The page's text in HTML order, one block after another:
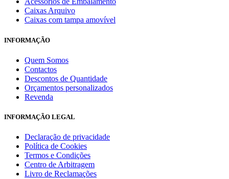
Caixas Arquivo
Caixas com tampa amovível
INFORMAÇÃO
Quem Somos
Contactos
Descontos de Quantidade
Orçamentos personalizados
Revenda
INFORMAÇÃO LEGAL
Declaração de privacidade
Política de Cookies
Termos e Condições
Centro de Arbitragem
Livro de Reclamações